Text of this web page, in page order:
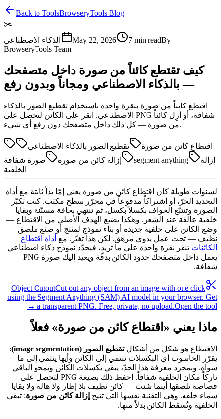
Back to ToolsBrowseryTools Blog
✂️
الذكاء الاصطناعي
May 22, 2026 7 min readBy
BrowseryTools Team
كيف تقتطع كائناً من صورة داخل متصفحك
— بالذكاء الاصطناعي ومجاناً وبدون رفع
اقتطع كائناً من صورة بنقرة واحدة باستخدام تقطيع الصور بالذكاء
الاصطناعي. انقر على الكائن لتحصل على PNG شفافة، أو أزِل كائناً
من صورة — كل ذلك داخل متصفحك دون رفع أي شيء.
اقتطاع كائن من صورة
تقطيع الصور بالذكاء الاصطناعي
إزالة كائن من صورة
صورة شفافة segment anything
إزالة
الخلفية
لسنوات طويلة كان اقتطاع كائن من صورة يعني إمّا يداً ثابتة مع أداة
التحديد الحرّ، أو اشتراكاً مدفوعاً في محرّر سطح مكتب. كنت تكبّر
الصورة وتتتبّع الحواف بكسلاً بكسل، ثم تنتهي بحافة مسنّنة وبقايا
خلفية عالقة عند الشعر. وهكذا يضيع الهدف الأصلي من الاقتطاع —
وضع الكائن على خلفية جديدة أو بناء نموذج لمنتج أو صنع ملصق
نظيف — تحت عمل يدوي مرهق. لكن هذا تغيّر. مع أداة اقتطاع
الكائنات تنقر نقرة واحدة على ما تريد، فيحدّد نموذج ذكاء اصطناعي
يعمل داخل متصفحك حدود الكائن بدقّة ويعيد إليك صورة PNG
شفافة.
Object CutoutCut out any object from an image with one click
using the Segment Anything (SAM) AI model in your browser. Get
a transparent PNG. Free, private, no upload.Open the tool →
ماذا يعني «اقتطاع كائن من صورة» فعلاً
الاقتطاع هو شكل من أشكالتقطيع الصور (image segmentation)
:
يقرّر الحاسوب أي البكسلات تنتمي إلى الكائن وأيها ينتمي إلى ما
سواه. وبمجرد معرفة هذا الحدّ، يبقي بكسلات الكائن ويمحو الباقي
تاركاً مكان الخلفية شفافاً. احفظ ذلك بصيغة PNG لتحصل على
قصاصة تلصقها أينما شئت — كائن نظيف بلا إطار ولا هالة ولا بقايا
سماء خلفه. وهي التقنية نفسها التي تتيح إزالة كائن من صورة: تبقي
الخلفية وتُسقط الكائن بدلاً منها.